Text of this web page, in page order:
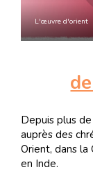
L'œuvre d'orient
Depuis plus
auprès des
Orient, dans la
en Inde.